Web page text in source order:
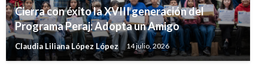
Cierra con éxito la XVIII generación del
Programa Peraj: Adopta un Amigo
Claudia Liliana López López 14 julio, 2026